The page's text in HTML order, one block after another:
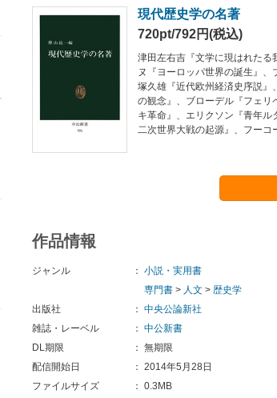
現代歴史学の名著
720pt/792円(税込)
津田左右吉『文学に現はれたる
ヌ『ヨーロッパ世界の誕生』
塚久雄『近代欧州経済史序説』
の観念』、ブローデル『フェリ
キ革命』、エリクソン『青年
二次世界大戦の起源』、フーコ
作品情報
ジャンル ： 小説・実用書
専門書 > 人文 > 歴史学
出版社
： 中央公論新社
雑誌・レーベル
： 中公新書
DL期限
： 無期限
配信開始日
： 2014年5月28日
ファイルサイズ
： 0.3MB